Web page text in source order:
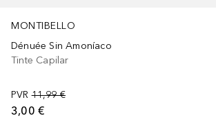
MONTIBELLO
Dénuée Sin Amoníaco
Tinte Capilar
PVR 11,99 €
3,00 €